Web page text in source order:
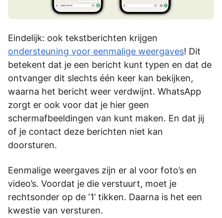
Eindelijk: ook tekstberichten krijgen
ondersteuning voor eenmalige weergaves! Dit
betekent dat je een bericht kunt typen en dat de
ontvanger dit slechts één keer kan bekijken,
waarna het bericht weer verdwijnt. WhatsApp
zorgt er ook voor dat je hier geen
schermafbeeldingen van kunt maken. En dat jij
of je contact deze berichten niet kan
doorsturen.
Eenmalige weergaves zijn er al voor foto’s en
video’s. Voordat je die verstuurt, moet je
rechtsonder op de ‘1’ tikken. Daarna is het een
kwestie van versturen.